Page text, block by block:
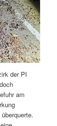
der PI
am